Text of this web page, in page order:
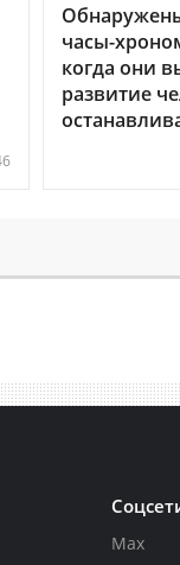
часы-
когда они
развитие
Max